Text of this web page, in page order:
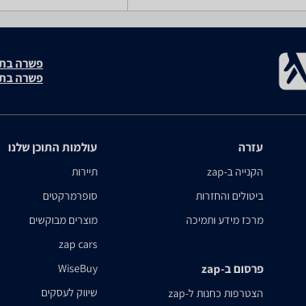
פשרה בת"צ
פשרה בת"צ
עזרה
הקנייה ב-zap
ביטולים והחזרות
מרכז מידע ותמיכה
פרסום ב-zap
הצטרפות כחנות ל-zap
עולמות התוכן שלנו
תיירות
סופרמרקטים
מוצרים מבוקשים
zap cars
WiseBuy
שיווק לעסקים